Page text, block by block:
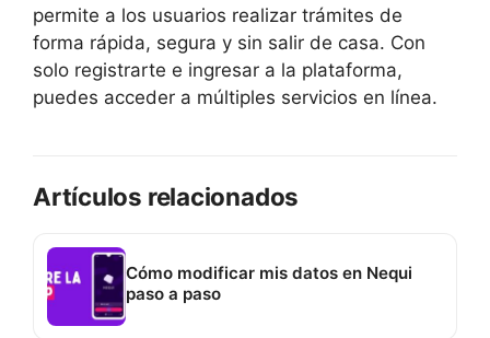
permite a los usuarios realizar trámites de
forma rápida, segura y sin salir de casa. Con
solo registrarte e ingresar a la plataforma,
puedes acceder a múltiples servicios en línea.
Artículos relacionados
Cómo modificar mis datos en Nequi
paso a paso